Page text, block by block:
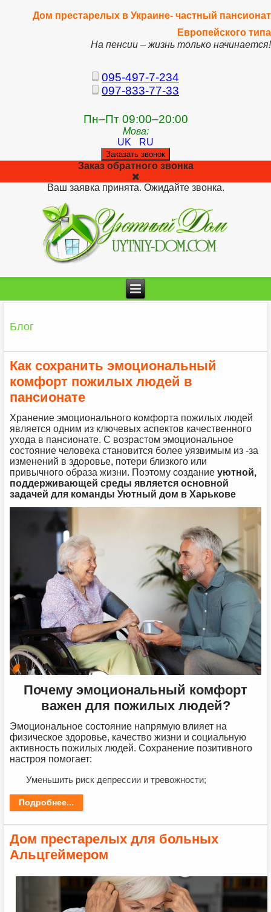
Дом престарелых в Украине- частный пансионат
Европейского типа
На пенсии – жизнь только начинается!
095-497-7-234
097-833-77-33
Пн–Пт 09:00–20:00
Мова:
UK
RU
Заказать звонок
Заказ обратного звонка
Ваш заявка принята. Ожидайте звонка.
Блог
Как сохранить эмоциональный
комфорт пожилых людей в
пансионате
Хранение эмоционального комфорта пожилых людей
является одним из ключевых аспектов качественного
ухода в пансионате. С возрастом эмоциональное
состояние человека становится более уязвимым из -за
изменений в здоровье, потери близкого или
привычного образа жизни. Поэтому создание уютной,
поддерживающей среды является основной
задачей для команды Уютный дом в Харькове
Почему эмоциональный комфорт
важен для пожилых людей?
Эмоциональное состояние напрямую влияет на
физическое здоровье, качество жизни и социальную
активность пожилых людей. Сохранение позитивного
настроя помогает:
Уменьшить риск депрессии и тревожности;
Подробнее...
Дом престарелых для больных
Альцгеймером